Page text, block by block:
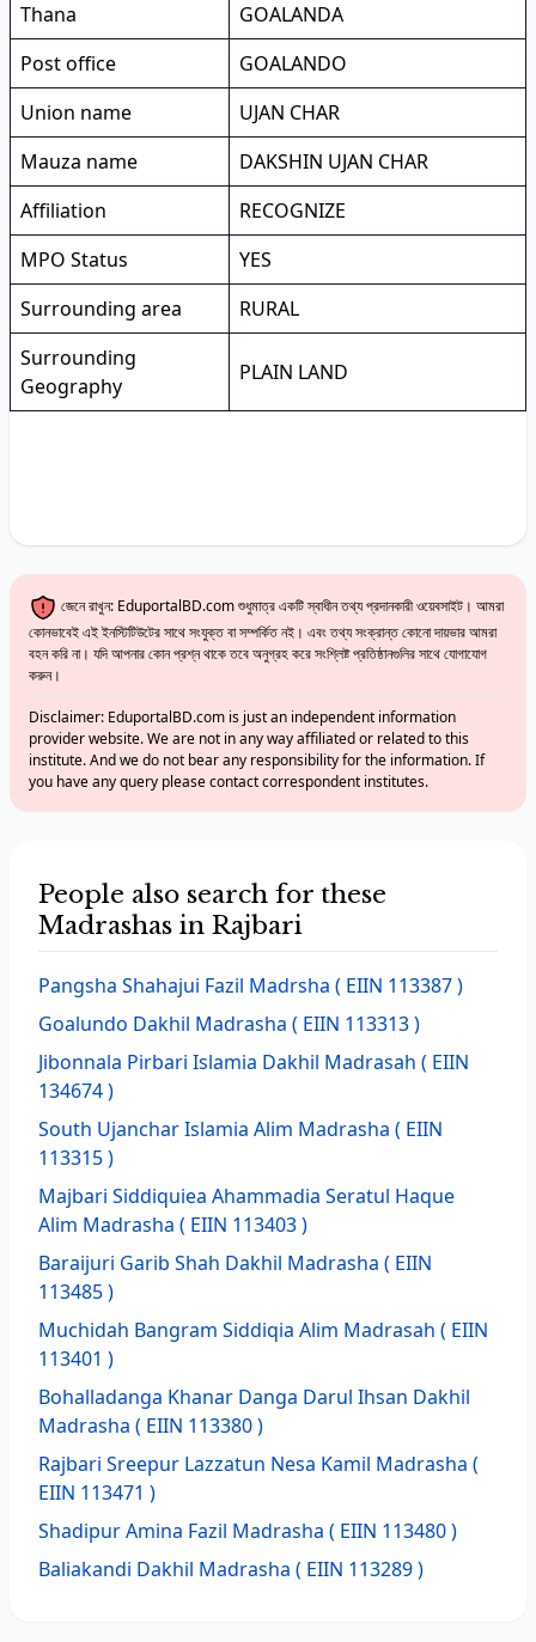
Thana
GOALANDA
Post office
GOALANDO
Union name
UJAN CHAR
Mauza name
DAKSHIN UJAN CHAR
Affiliation
RECOGNIZE
MPO Status
YES
Surrounding area
RURAL
Surrounding
Geography
PLAIN LAND
জেনে রাখুন: EduportalBD.com শুধুমাত্র একটি স্বাধীন তথ্য প্রদানকারী ওয়েবসাইট। আমরা
কোনভাবেই এই ইনস্টিটিউটের সাথে সংযুক্ত বা সম্পর্কিত নই। এবং তথ্য সংক্রান্ত কোনো দায়ভার আমরা
বহন করি না। যদি আপনার কোন প্রশ্ন থাকে তবে অনুগ্রহ করে সংশ্লিষ্ট প্রতিষ্ঠানগুলির সাথে যোগাযোগ
করুন।
Disclaimer: EduportalBD.com is just an independent information
provider website. We are not in any way affiliated or related to this
institute. And we do not bear any responsibility for the information. If
you have any query please contact correspondent institutes.
People also search for these
Madrashas in Rajbari
Pangsha Shahajui Fazil Madrsha ( EIIN 113387 )
Goalundo Dakhil Madrasha ( EIIN 113313 )
Jibonnala Pirbari Islamia Dakhil Madrasah ( EIIN
134674 )
South Ujanchar Islamia Alim Madrasha ( EIIN
113315 )
Majbari Siddiquiea Ahammadia Seratul Haque
Alim Madrasha ( EIIN 113403 )
Baraijuri Garib Shah Dakhil Madrasha ( EIIN
113485 )
Muchidah Bangram Siddiqia Alim Madrasah ( EIIN
113401 )
Bohalladanga Khanar Danga Darul Ihsan Dakhil
Madrasha ( EIIN 113380 )
Rajbari Sreepur Lazzatun Nesa Kamil Madrasha (
EIIN 113471 )
Shadipur Amina Fazil Madrasha ( EIIN 113480 )
Baliakandi Dakhil Madrasha ( EIIN 113289 )